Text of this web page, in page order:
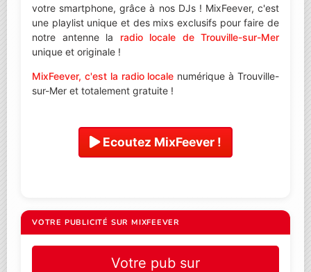
votre smartphone, grâce à nos DJs ! MixFeever, c'est
une playlist unique et des mixs exclusifs pour faire de
notre antenne la radio locale de Trouville-sur-Mer
unique et originale !
MixFeever, c'est la radio locale numérique à Trouville-
sur-Mer et totalement gratuite !
Ecoutez MixFeever !
VOTRE PUBLICITÉ SUR MIXFEEVER
Votre pub sur